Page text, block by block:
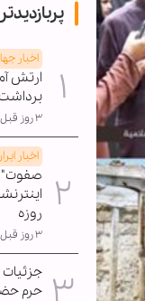
اخبار
ارتش
برداشت
۳ روز قبل
اخبار
صفوت"
روزه
۳ روز قبل
حرم